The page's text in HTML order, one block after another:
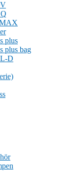
plus
plus bag
D